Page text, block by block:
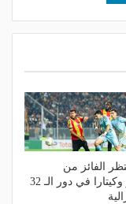
الفائز من
مقديشيو وكيتارا في دور الـ 32